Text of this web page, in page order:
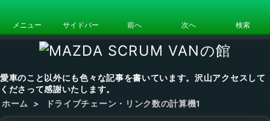
メニュー サイドバー 前へ 次へ 検索
愛車のこと以外にも色々な記事を書いています。沢山アクセスして
くださって感謝いたします。
ホーム
> ドライブチェーン・リンク数の計算機1